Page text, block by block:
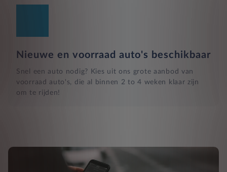
Nieuwe en voorraad auto's beschikbaar
Snel een auto nodig? Kies uit ons grote aanbod van
voorraad auto's, die al binnen 2 to 4 weken klaar zijn
om te rijden!